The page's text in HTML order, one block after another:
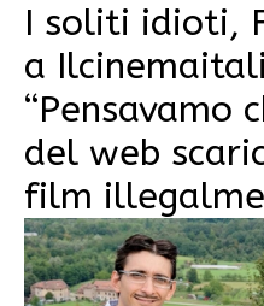
I soliti idioti,
a
“Pensavamo
del web
film